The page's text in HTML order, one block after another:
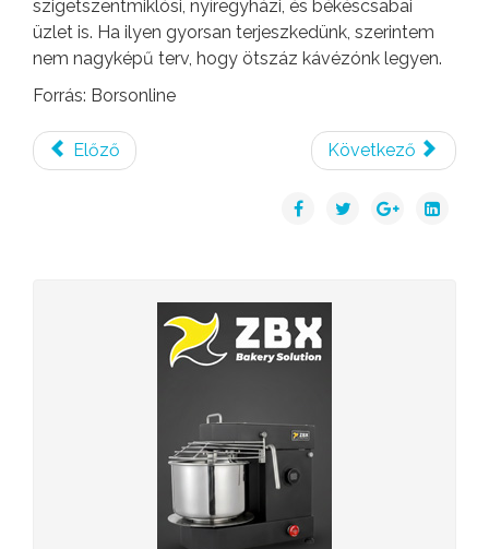
szigetszentmiklósi, nyíregyházi, és békéscsabai
üzlet is. Ha ilyen gyorsan terjeszkedünk, szerintem
nem nagyképű terv, hogy ötszáz kávézónk legyen.
Forrás: Borsonline
Előző Következő